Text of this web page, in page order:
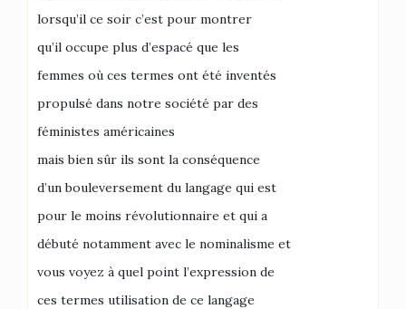
lorsqu’il ce soir c’est pour montrer
qu’il occupe plus d’espacé que les
femmes où ces termes ont été inventés
propulsé dans notre société par des
féministes américaines
mais bien sûr ils sont la conséquence
d’un bouleversement du langage qui est
pour le moins révolutionnaire et qui a
débuté notamment avec le nominalisme et
vous voyez à quel point l’expression de
ces termes utilisation de ce langage